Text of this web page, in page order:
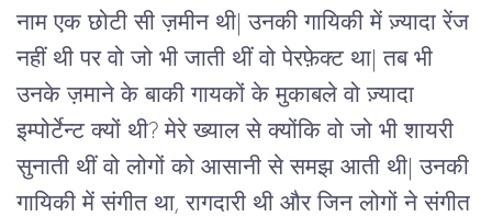
नाम एक छोटी सी ज़मीन थी| उनकी गायिकी में ज़्यादा रेंज
नहीं थी पर वो जो भी जाती थीं वो पेरफ़ेक्ट था| तब भी
उनके ज़माने के बाकी गायकों के मुकाबले वो ज़्यादा
इम्पोर्टेन्ट क्यों थी? मेरे ख्याल से क्योंकि वो जो भी शायरी
सुनाती थीं वो लोगों को आसानी से समझ आती थी| उनकी
गायिकी में संगीत था, रागदारी थी और जिन लोगों ने संगीत